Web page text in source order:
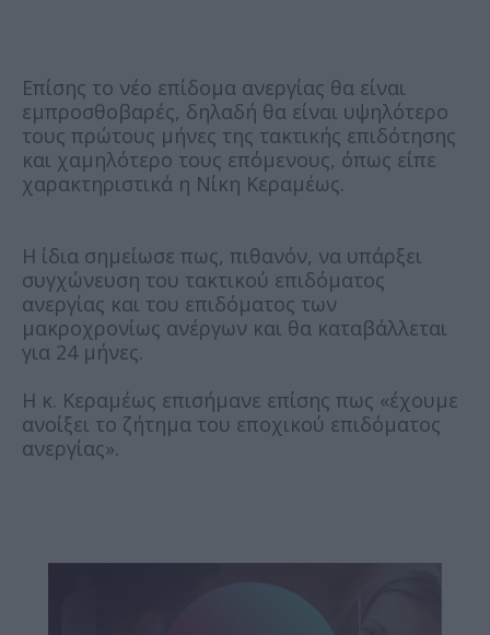
Επίσης το νέο επίδομα ανεργίας θα είναι
εμπροσθοβαρές, δηλαδή θα είναι υψηλότερο
τους πρώτους μήνες της τακτικής επιδότησης
και χαμηλότερο τους επόμενους, όπως είπε
χαρακτηριστικά η Νίκη Κεραμέως.
Η ίδια σημείωσε πως, πιθανόν, να υπάρξει
συγχώνευση του τακτικού επιδόματος
ανεργίας και του επιδόματος των
μακροχρονίως ανέργων και θα καταβάλλεται
για 24 μήνες.
Η κ. Κεραμέως επισήμανε επίσης πως «έχουμε
ανοίξει το ζήτημα του εποχικού επιδόματος
ανεργίας».